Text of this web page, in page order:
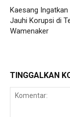
Kaesang Ingatkan
Jauhi Korupsi di
Wamenaker
TINGGALKAN